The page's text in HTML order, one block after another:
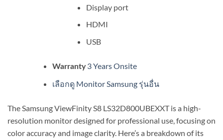
Display port
HDMI
USB
Warranty 3 Years Onsite
เลือกดู Monitor Samsung รุ่นอื่น
The Samsung ViewFinity S8 LS32D800UBEXXT is a high-
resolution monitor designed for professional use, focusing on
color accuracy and image clarity. Here’s a breakdown of its